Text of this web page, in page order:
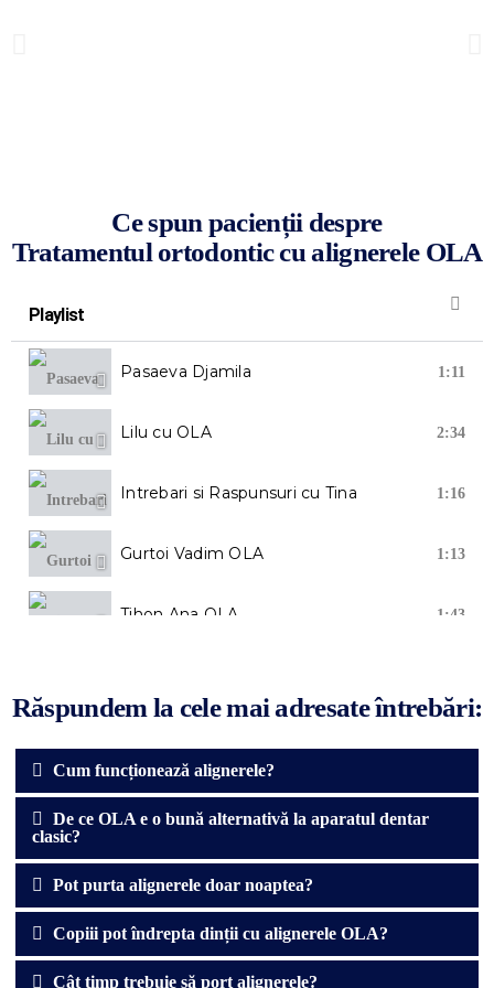
Ce spun pacienții despre
Tratamentul ortodontic cu alignerele OLA
Playlist
Pasaeva Djamila 1:11
Lilu cu OLA 2:34
Intrebari si Raspunsuri cu Tina 1:16
Gurtoi Vadim OLA 1:13
Tihon Ana OLA 1:43
Răspundem la cele mai adresate întrebări:
Cum funcționează alignerele?
De ce OLA e o bună alternativă la aparatul dentar
clasic?
Pot purta alignerele doar noaptea?
Copiii pot îndrepta dinții cu alignerele OLA?
Cât timp trebuie să port alignerele?